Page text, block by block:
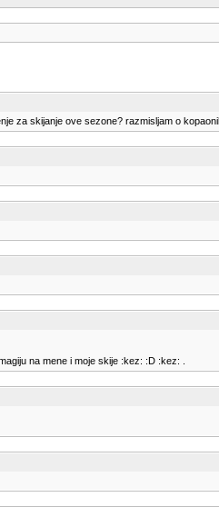
za skijanje ove sezone? razmisljam o
na mene i moje skije :kez: :D :kez: .